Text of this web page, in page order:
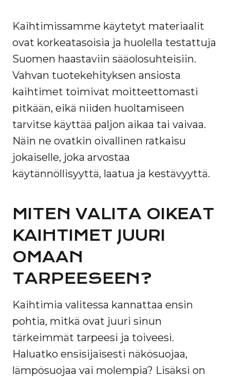
Kaihtimissamme käytetyt materiaalit
ovat korkeatasoisia ja huolella testattuja
Suomen haastaviin sääolosuhteisiin.
Vahvan tuotekehityksen ansiosta
kaihtimet toimivat moitteettomasti
pitkään, eikä niiden huoltamiseen
tarvitse käyttää paljon aikaa tai vaivaa.
Näin ne ovatkin oivallinen ratkaisu
jokaiselle, joka arvostaa
käytännöllisyyttä, laatua ja kestävyyttä.
MITEN VALITA OIKEAT
KAIHTIMET JUURI
OMAAN
TARPEESEEN?
Kaihtimia valitessa kannattaa ensin
pohtia, mitkä ovat juuri sinun
tärkeimmät tarpeesi ja toiveesi.
Haluatko ensisijaisesti näkösuojaa,
lämpösuojaa vai molempia? Lisäksi on